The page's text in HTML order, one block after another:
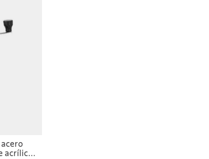
acrílico